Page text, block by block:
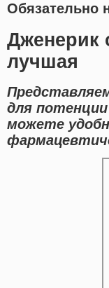
Обязательно
Дженерик
лучшая
для
можете